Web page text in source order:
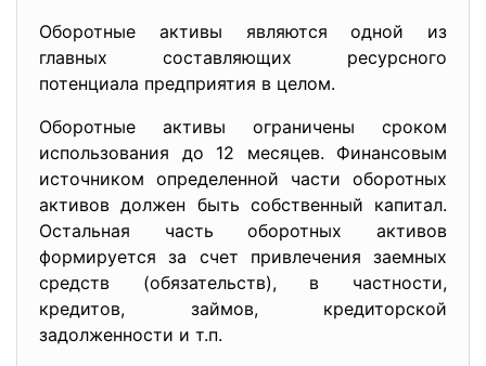
Оборотные активы являются одной из
главных составляющих ресурсного
потенциала предприятия в целом.
Оборотные активы ограничены сроком
использования до 12 месяцев. Финансовым
источником определенной части оборотных
активов должен быть собственный капитал.
Остальная часть оборотных активов
формируется за счет привлечения заемных
средств (обязательств), в частности,
кредитов, займов, кредиторской
задолженности и т.п.